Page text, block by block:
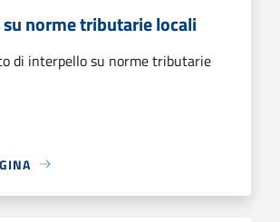
norme tributarie locali
di interpello su norme tributarie